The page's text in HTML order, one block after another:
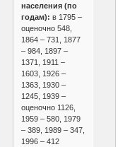
населения (по
годам): в 1795 –
оценочно 548,
1864 – 731, 1877
– 984, 1897 –
1371, 1911 –
1603, 1926 –
1363, 1930 –
1245, 1939 –
оценочно 1126,
1959 – 580, 1979
– 389, 1989 – 347,
1996 – 412